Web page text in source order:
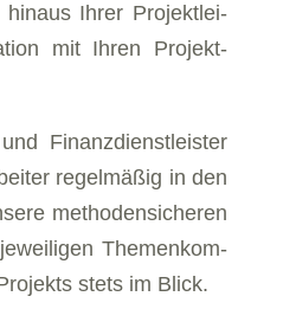
hin­aus Ih­rer Pro­jekt­lei­
mit Ih­ren Projekt­
Finanz­dienst­leister
regel­mäßig in den
methoden­sicheren
The­men­kom­
stets im Blick.